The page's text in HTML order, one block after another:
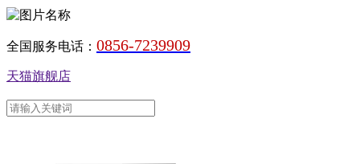
全国服务电话： 0856-7239909
天猫旗舰店